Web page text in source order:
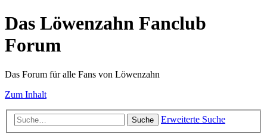
Das Löwenzahn Fanclub
Forum
Das Forum für alle Fans von Löwenzahn
Zum Inhalt
Suche Erweiterte Suche